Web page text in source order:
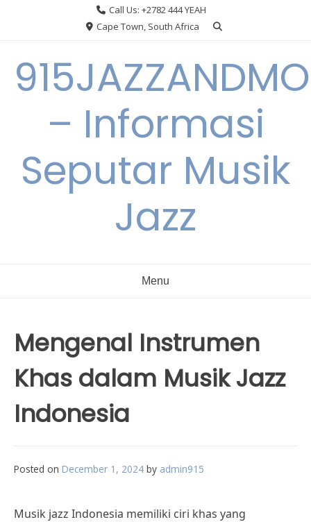
Call Us: +2782 444 YEAH
Cape Town, South Africa
– Informasi
Seputar Musik
Jazz
Menu
Mengenal Instrumen
Khas dalam Musik Jazz
Indonesia
Posted on December 1, 2024 by admin915
Musik jazz Indonesia memiliki ciri khas yang